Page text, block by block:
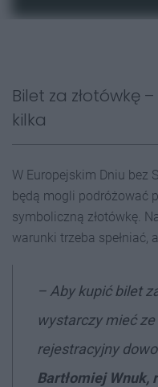
Bilet za złotówkę
kilka
W Europejskim Dniu bez
będą mogli podróżować
symboliczną złotówkę.
warunki trzeba spełniać,
– Aby kupić bilet
wystarczy mieć
rejestracyjny
Bartłomiej Wnuk,